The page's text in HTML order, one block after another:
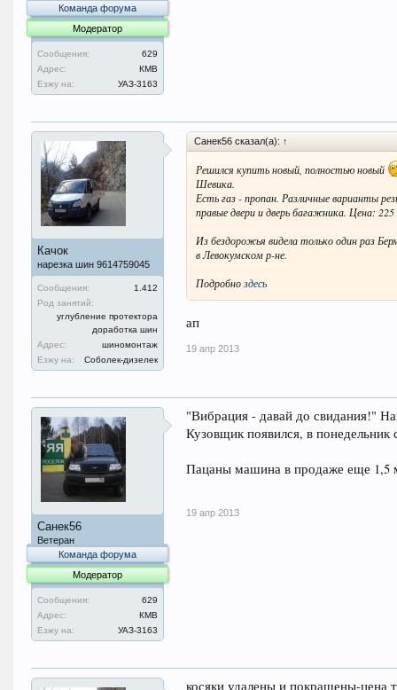
Команда форума
Модератор
Сообщения:
629
Адрес:
КМВ
Езжу на:
УАЗ-3163
Качок
нарезка шин 9614759045
Сообщения:
1.412
Род занятий:
углубление протектора
доработка шин
Адрес:
шиномонтаж
Езжу на:
Соболек-дизелек
Санек56 сказал(а): ↑
Решился купить новый, полностью новый
Шевика.
Есть газ - пропан. Различные варианты
правые двери и дверь багажника. Цена: 225
Из бездорожья видела только один раз
в Левокумском р-не.
Подробноздесь
ап
19 апр 2013
Санек56
Ветеран
Команда форума
Модератор
Сообщения:
629
Адрес:
КМВ
Езжу на:
УАЗ-3163
"Вибрация - давай до свидания!"
Кузовщик появился, в понедельник
Пацаны машина в продаже еще 1,5
19 апр 2013
косяки удалены и покрашены-цена